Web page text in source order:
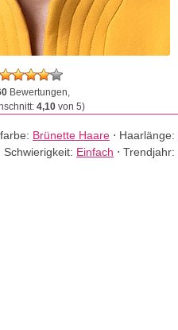
Bewertungen,
4,10von 5)
Brünette Haare ⋅ Haarlänge:
Schwierigkeit: Einfach ⋅Trendjahr: